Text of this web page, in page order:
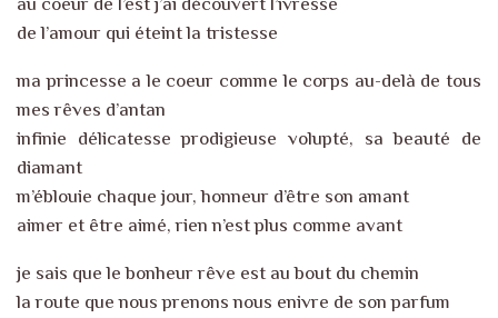
de l’amour qui éteint la tristesse
ma princesse a le coeur comme le corps au-delà de tous
mes rêves d’antan
infinie délicatesse prodigieuse volupté, sa beauté de
diamant
m’éblouie chaque jour, honneur d’être son amant
aimer et être aimé, rien n’est plus comme avant
je sais que le bonheur rêve est au bout du chemin
la route que nous prenons nous enivre de son parfum